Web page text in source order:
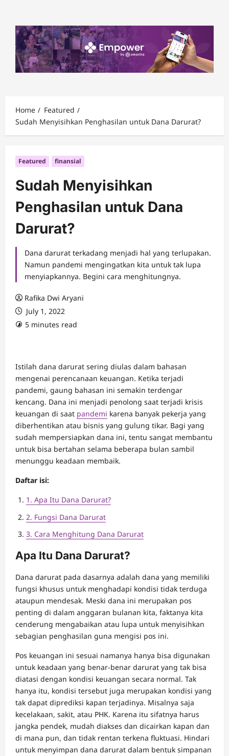
content
Home
Featured
Sudah Menyisihkan Penghasilan untuk Dana Darurat?
Featured finansial
Sudah Menyisihkan
Penghasilan untuk Dana
Darurat?
Dana darurat terkadang menjadi hal yang terlupakan.
Namun pandemi mengingatkan kita untuk tak lupa
menyiapkannya. Begini cara menghitungnya.
Rafika Dwi Aryani
July 1, 2022
5 minutes read
Istilah dana darurat sering diulas dalam bahasan
mengenai perencanaan keuangan. Ketika terjadi
pandemi, gaung bahasan ini semakin terdengar
kencang. Dana ini menjadi penolong saat terjadi krisis
keuangan di saat pandemi karena banyak pekerja yang
diberhentikan atau bisnis yang gulung tikar. Bagi yang
sudah mempersiapkan dana ini, tentu sangat membantu
untuk bisa bertahan selama beberapa bulan sambil
menunggu keadaan membaik.
Daftar isi:
1. Apa Itu Dana Darurat?
2. Fungsi Dana Darurat
3. Cara Menghitung Dana Darurat
Apa Itu Dana Darurat?
Dana darurat pada dasarnya adalah dana yang memiliki
fungsi khusus untuk menghadapi kondisi tidak terduga
ataupun mendesak. Meski dana ini merupakan pos
penting di dalam anggaran bulanan kita, faktanya kita
cenderung mengabaikan atau lupa untuk menyisihkan
sebagian penghasilan guna mengisi pos ini.
Pos keuangan ini sesuai namanya hanya bisa digunakan
untuk keadaan yang benar-benar darurat yang tak bisa
diatasi dengan kondisi keuangan secara normal. Tak
hanya itu, kondisi tersebut juga merupakan kondisi yang
tak dapat diprediksi kapan terjadinya. Misalnya saja
kecelakaan, sakit, atau PHK. Karena itu sifatnya harus
jangka pendek, mudah diakses dan dicairkan kapan dan
di mana pun, dan tidak rentan terkena fluktuasi. Hindari
untuk menyimpan dana darurat dalam bentuk simpanan